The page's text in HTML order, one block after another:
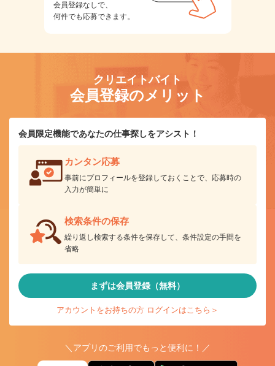
会員登録なしで、
何件でも応募できます。
クリエイトバイト
会員登録のメリット
会員限定機能であなたの仕事探しをアシスト！
カンタン応募
事前にプロフィールを登録しておくことで、応募時の
入力が簡単に
検索条件の保存
繰り返し検索する条件を保存して、条件設定の手間を
省略
まずは会員登録（無料）
アカウントをお持ちの方 ログインはこちら＞
＼アプリのご利用でもっと便利に！／